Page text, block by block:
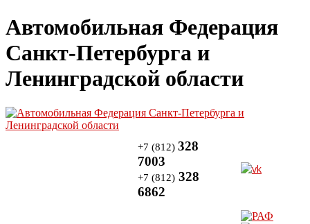
Автомобильная Федерация
Санкт-Петербурга и
Ленинградской области
+7 (812) 328
7003
+7 (812) 328
6862